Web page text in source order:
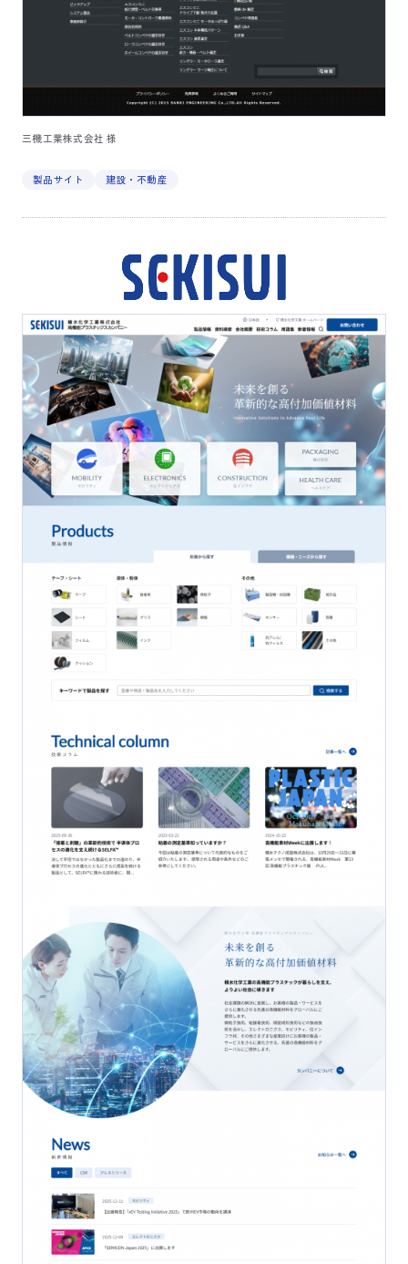
​​三機工業株式会社 様
製品サイト 建設・不動産